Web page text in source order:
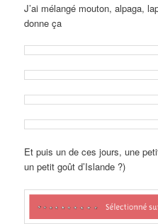
J’ai mélangé mouton, alpaga,
donne ça
Et puis un de ces jours, une
un petit goût d’Islande ?)